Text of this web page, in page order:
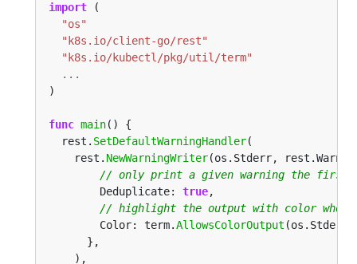
import
"os"
"k8s.io/client-go/rest"
"k8s.io/kubectl/pkg/util/term"
...
func main
  rest.
SetDefaultWarningHandler
    rest.
NewWarningWriter
        Deduplicate:
true
        Color: term.
AllowsColorOutput